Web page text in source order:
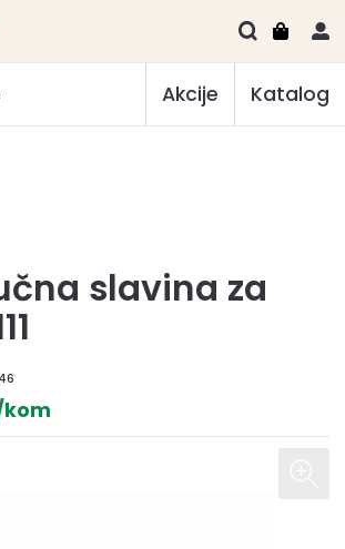
Akcije Katalog
slavina za
kom